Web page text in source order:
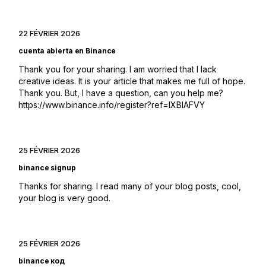
22 FÉVRIER 2026
cuenta abierta en Binance
Thank you for your sharing. I am worried that I lack
creative ideas. It is your article that makes me full of hope.
Thank you. But, I have a question, can you help me?
https://www.binance.info/register?ref=IXBIAFVY
25 FÉVRIER 2026
binance signup
Thanks for sharing. I read many of your blog posts, cool,
your blog is very good.
25 FÉVRIER 2026
binance код